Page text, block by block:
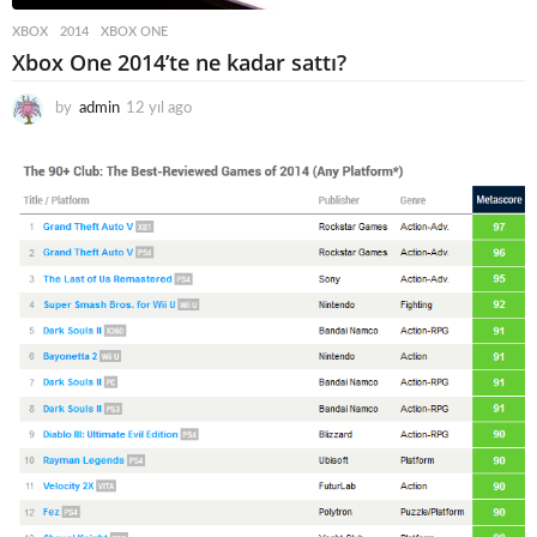
XBOX 2014 ,XBOX ONE
Xbox One 2014’te ne kadar sattı?
by admin 12 yıl ago
ı